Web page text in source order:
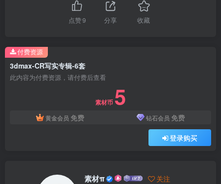
点赞9 分享 收藏
3dmax-CR写实专辑-6套
此内容为付费资源，请付费后查看
素材币 5
黄金会员 免费 钻石会员 免费
登录购买
付费资源
素材π 关注